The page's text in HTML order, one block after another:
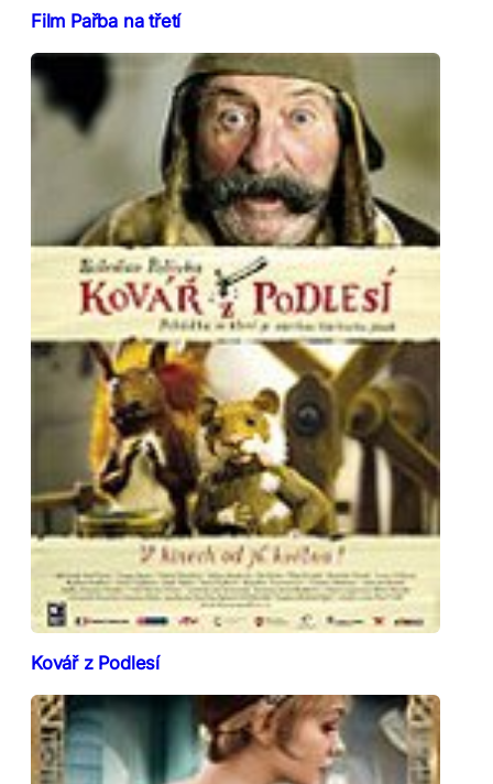
Film Pařba na třetí
Kovář z Podlesí